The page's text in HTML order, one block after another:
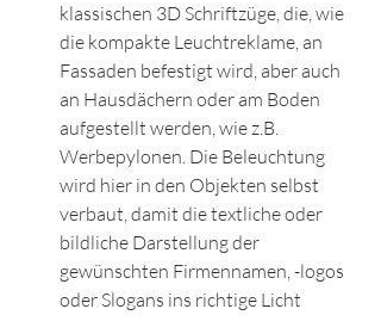
klassischen 3D Schriftzüge, die, wie
die kompakte Leuchtreklame, an
Fassaden befestigt wird, aber auch
an Hausdächern oder am Boden
aufgestellt werden, wie z.B.
Werbepylonen. Die Beleuchtung
wird hier in den Objekten selbst
verbaut, damit die textliche oder
bildliche Darstellung der
gewünschten Firmennamen, -logos
oder Slogans ins richtige Licht